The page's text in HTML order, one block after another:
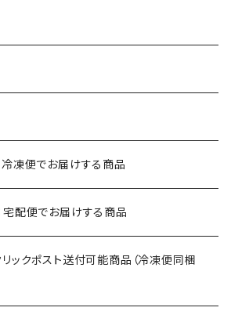
凍便でお届けする商品
配便でお届けする商品
ックポスト送付可能商品（冷凍便同梱